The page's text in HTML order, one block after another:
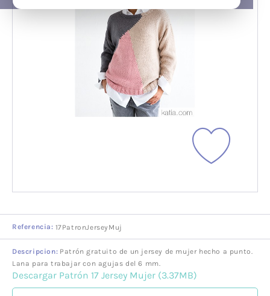
Referencia: 17PatronJerseyMuj
Descripcion: Patrón gratuito de un jersey de mujer hecho a punto.
Lana para trabajar con agujas del 6 mm.
Descargar Patrón 17 Jersey Mujer (3.37MB)